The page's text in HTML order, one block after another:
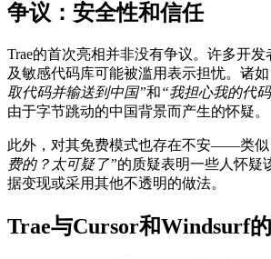
争议：安全性和信任
Trae的首次亮相并非没有争议。许多开
及敏感代码库可能被滥用表示担忧。诸如
取代码并输送到中国”和“我担心我的代
由于字节跳动的中国背景而产生的怀疑。
此外，对其免费模式也存在不安——类似
费的？太可疑了”的质疑表明一些人怀疑
据变现或采用其他不透明的做法。
Trae与Cursor和Windsurf